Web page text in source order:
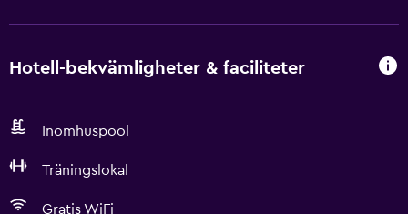
Hotell-bekvämligheter & faciliteter
Inomhuspool
Träningslokal
Gratis WiFi